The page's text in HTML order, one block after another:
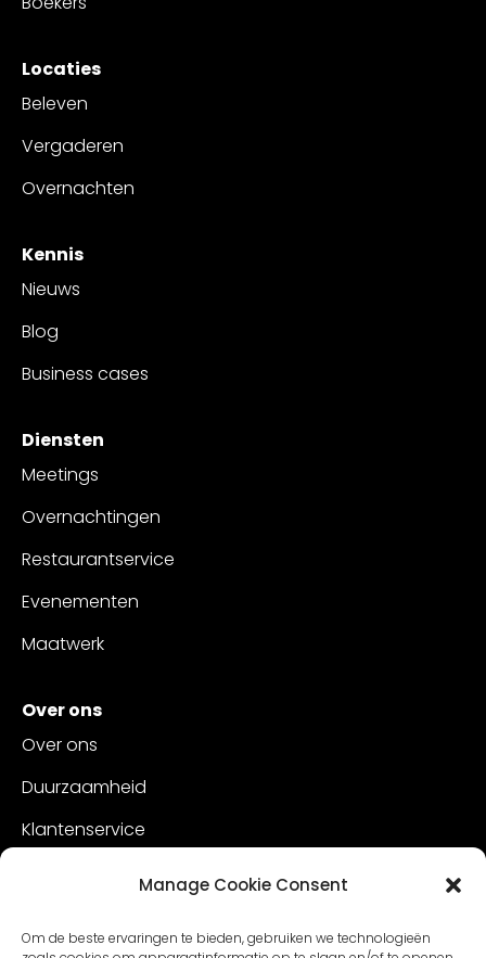
Manage Cookie Consent
Om de beste ervaringen te bieden, gebruiken we technologieën
Locaties
Beleven
Vergaderen
Overnachten
Kennis
Nieuws
Blog
Business cases
Diensten
Meetings
Overnachtingen
Restaurantservice
Evenementen
Maatwerk
Over ons
Over ons
Duurzaamheid
Klantenservice